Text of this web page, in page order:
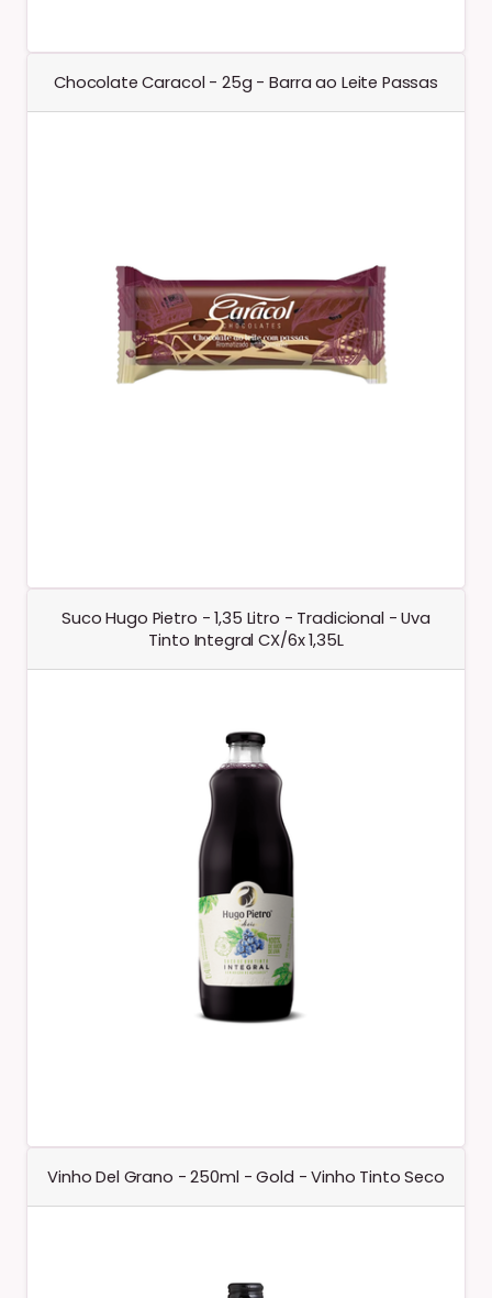
Chocolate Caracol - 25g - Barra ao Leite Passas
Suco Hugo Pietro - 1,35 Litro - Tradicional - Uva
Tinto Integral CX/6x 1,35L
Vinho Del Grano - 250ml - Gold - Vinho Tinto Seco